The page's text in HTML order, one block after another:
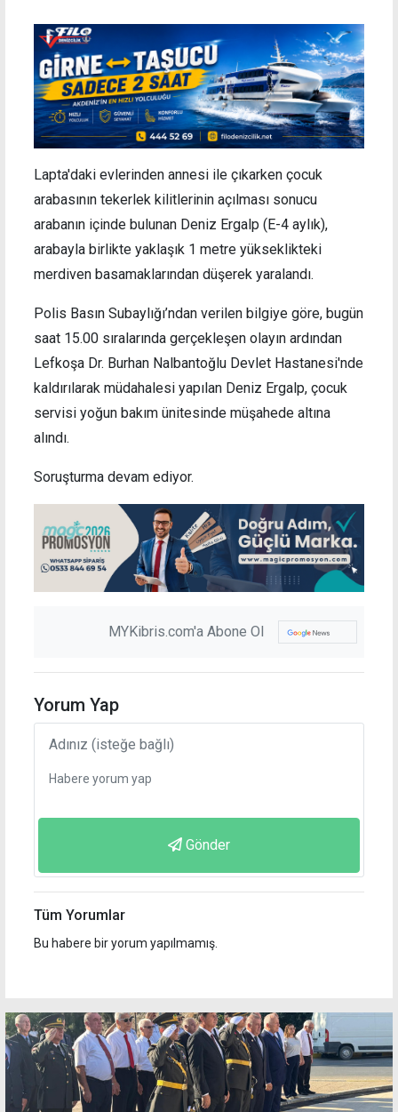
Lapta'daki evlerinden annesi ile çıkarken çocuk
arabasının tekerlek kilitlerinin açılması sonucu
arabanın içinde bulunan Deniz Ergalp (E-4 aylık),
arabayla birlikte yaklaşık 1 metre yükseklikteki
merdiven basamaklarından düşerek yaralandı.
Polis Basın Subaylığı’ndan verilen bilgiye göre, bugün
saat 15.00 sıralarında gerçekleşen olayın ardından
Lefkoşa Dr. Burhan Nalbantoğlu Devlet Hastanesi'nde
kaldırılarak müdahalesi yapılan Deniz Ergalp, çocuk
servisi yoğun bakım ünitesinde müşahede altına
alındı.
Soruşturma devam ediyor.
MYKibris.com'a Abone Ol
Yorum Yap
Gönder
Tüm Yorumlar
Bu habere bir yorum yapılmamış.